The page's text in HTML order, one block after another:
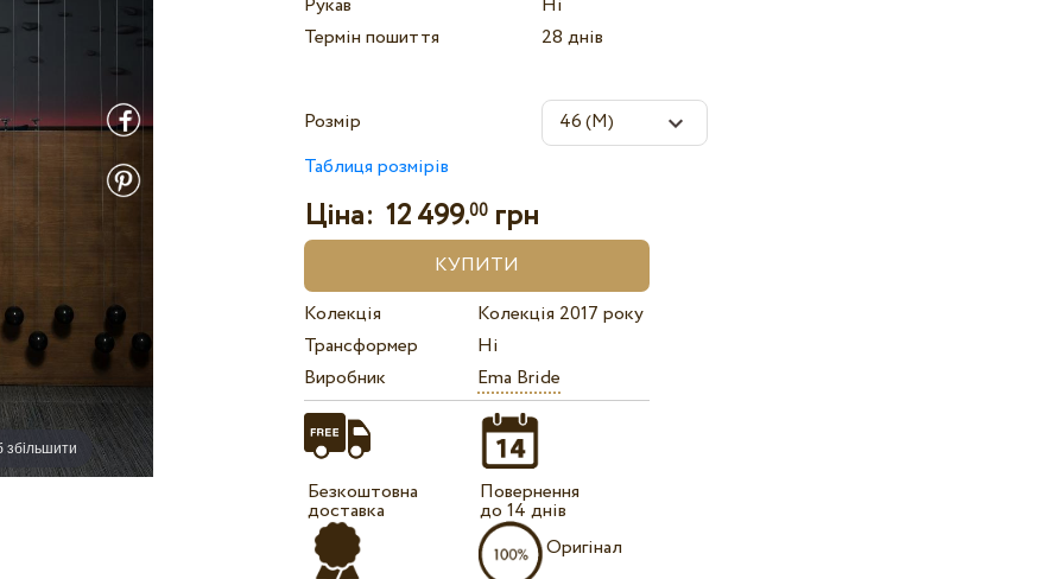
збільшити
Рукав
Ні
Термін пошиття
28 днів
Розмір
Таблиця розмірів
Ціна:12 499.00 грн
Колекція
Колекція 2017 року
Трансформер
Ні
Виробник
Ema Bride
Безкоштовна
доставка
Повернення
до 14 днів
Оригінал